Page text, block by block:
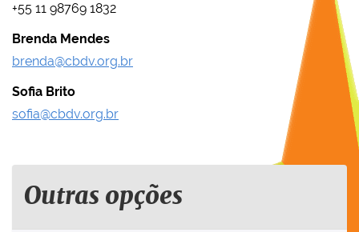
+55 11 98769 1832
Brenda Mendes
brenda@cbdv.org.br
Sofia Brito
sofia@cbdv.org.br
Outras opções